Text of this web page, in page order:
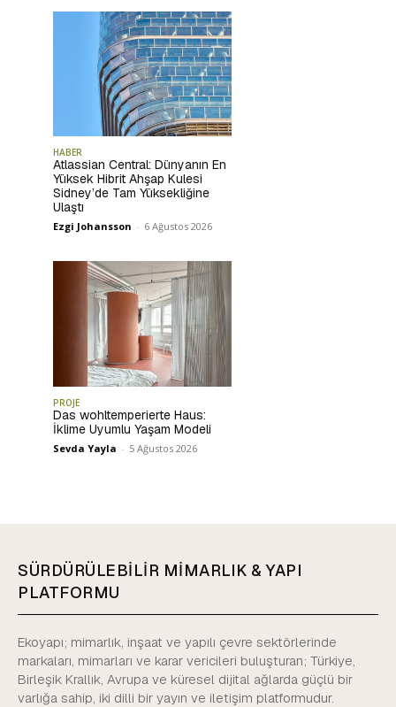
HABER
Atlassian Central: Dünyanın En
Yüksek Hibrit Ahşap Kulesi
Sidney’de Tam Yüksekliğine
Ulaştı
Ezgi Johansson - 6 Ağustos 2026
PROJE
Das wohltemperierte Haus:
İklime Uyumlu Yaşam Modeli
Sevda Yayla - 5 Ağustos 2026
SÜRDÜRÜLEBİLİR MİMARLIK & YAPI
PLATFORMU
Ekoyapı; mimarlık, inşaat ve yapılı çevre sektörlerinde
markaları, mimarları ve karar vericileri buluşturan; Türkiye,
Birleşik Krallık, Avrupa ve küresel dijital ağlarda güçlü bir
varlığa sahip, iki dilli bir yayın ve iletişim platformudur.